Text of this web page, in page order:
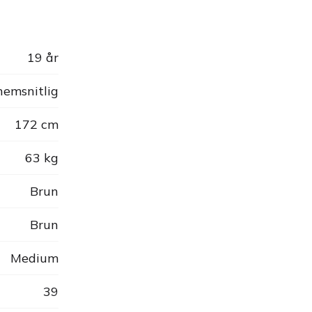
19 år
172 cm
63 kg
Brun
Brun
Medium
39